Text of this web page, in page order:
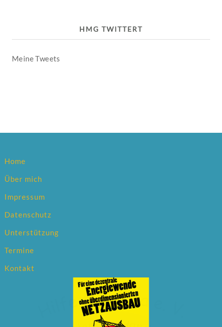
HMG TWITTERT
Meine Tweets
Home
Über mich
Impressum
Datenschutz
Unterstützung
Termine
Kontakt